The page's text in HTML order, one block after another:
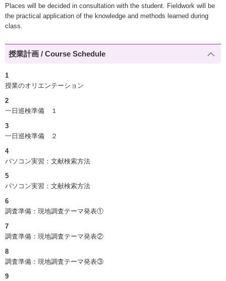
Places will be decided in consultation with the student. Fieldwork will be
the practical application of the knowledge and methods learned during
class.
授業計画 / Course Schedule
1
授業のオリエンテーション
2
一日巡検準備 １
3
一日巡検準備 ２
4
パソコン実習：文献検索方法
5
パソコン実習：文献検索方法
6
調査準備：現地調査テーマ発表①
7
調査準備：現地調査テーマ発表②
8
調査準備：現地調査テーマ発表③
9